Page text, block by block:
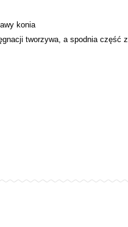
konia
tworzywa, a spodnia część z